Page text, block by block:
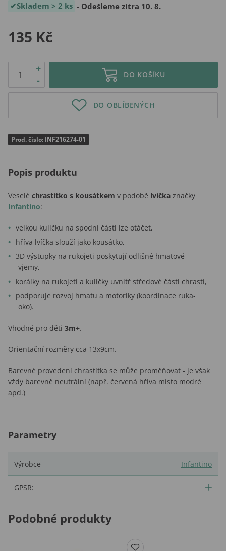
Skladem > 2 ks - Odešleme zítra 10. 8.
135 Kč
-
+
DO KOŠÍKU
DO OBLÍBENÝCH
Prod. číslo: INF216274-01
Popis produktu
Veselé chrastítko s kousátkem v podobě lvíčka značky
Infantino:
velkou kuličku na spodní části lze otáčet,
hříva lvíčka slouží jako kousátko,
3D výstupky na rukojeti poskytují odlišné hmatové
vjemy,
korálky na rukojeti a kuličky uvnitř středové části chrastí,
podporuje rozvoj hmatu a motoriky (koordinace ruka-
oko).
Vhodné pro děti 3m+.
Orientační rozměry cca 13x9cm.
Barevné provedení chrastítka se může proměňovat - je však
vždy barevně neutrální (např. červená hříva místo modré
apd.)
Parametry
Výrobce Infantino
GPSR:
Podobné produkty